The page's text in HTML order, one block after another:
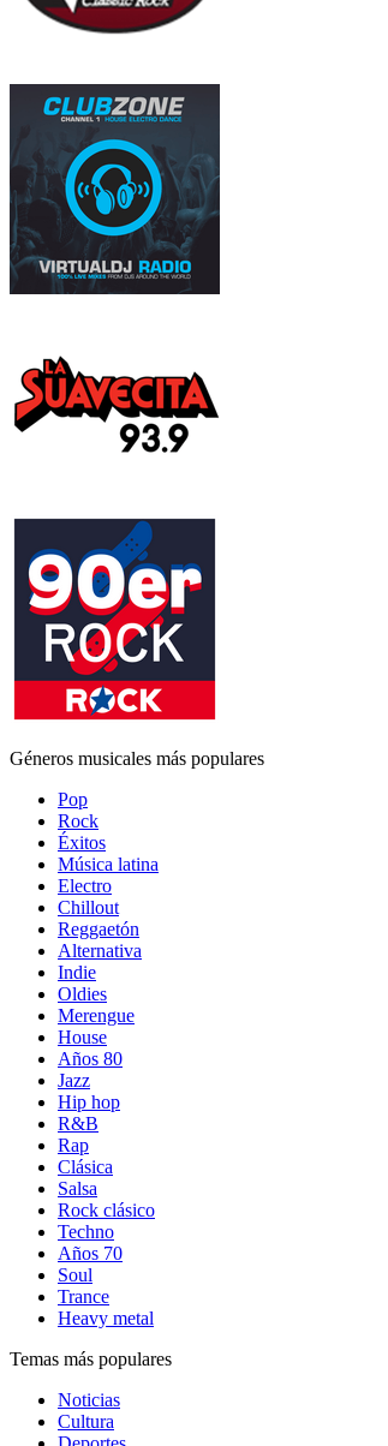
Géneros musicales más populares
Pop
Rock
Éxitos
Música latina
Electro
Chillout
Reggaetón
Alternativa
Indie
Oldies
Merengue
House
Años 80
Jazz
Hip hop
R&B
Rap
Clásica
Salsa
Rock clásico
Techno
Años 70
Soul
Trance
Heavy metal
Temas más populares
Noticias
Cultura